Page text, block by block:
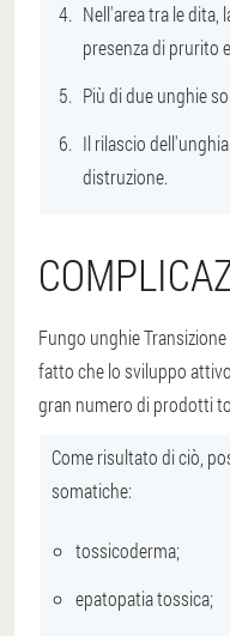
Nell'area tra le dita,
presenza di prurito
Più di due unghie
Il rilascio
distruzione.
Fungo unghie
fatto che lo sviluppo
gran numero di prodotti
Come risultato di ciò,
somatiche:
tossicoderma;
epatopatia tossica;